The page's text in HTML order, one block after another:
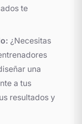
te
¿Necesitas
una
a tus
resultados y